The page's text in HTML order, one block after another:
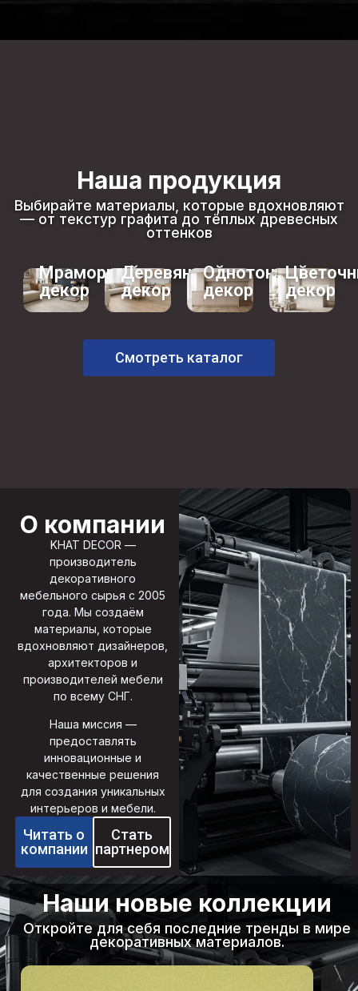
Наша продукция
Выбирайте материалы, которые вдохновляют
— от текстур графита до тёплых древесных
оттенков
Мраморный
декор
Деревянный
декор
Однотонный
декор
декор
Смотреть каталог
О компании
KHAT DECOR —
производитель
декоративного
мебельного сырья с 2005
года. Мы создаём
материалы, которые
вдохновляют дизайнеров,
архитекторов и
производителей мебели
по всему СНГ.
Наша миссия —
предоставлять
инновационные и
качественные решения
для создания уникальных
интерьеров и мебели.
Читать о
компании
Стать
партнером
Наши новые коллекции
Откройте для себя последние тренды в мире
декоративных материалов.